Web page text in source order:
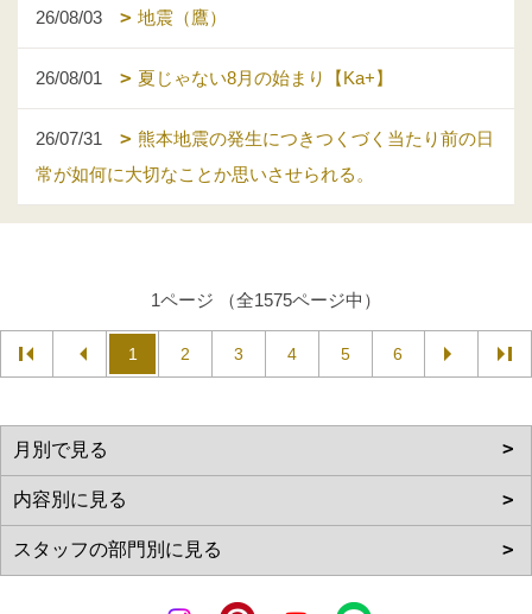
26/08/03 地震（鷹）
26/08/01 夏じゃない8月の始まり【Ka+】
26/07/31
熊本地震の発生につきつくづく当たり前の日
常が如何に大切なことか思いさせられる。
1ページ （全1575ページ中）
1 2 3 4 5 6